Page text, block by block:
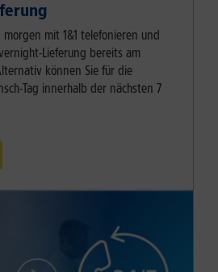
mit 1&1 telefonieren und
Lieferung bereits am
können Sie für die
Tag innerhalb der nächsten 7